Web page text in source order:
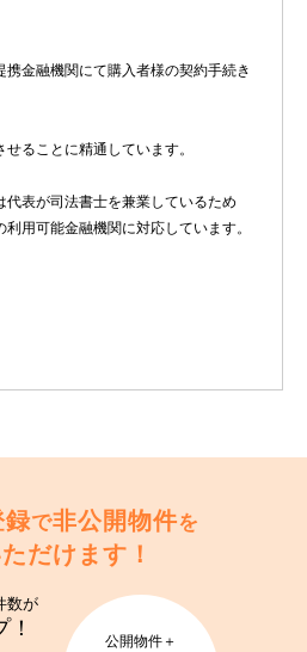
金融機関にて購入者様の契約手続き
ることに精通しています。
表が司法書士を兼業しているため
用可能金融機関に対応しています。
録で非公開物件を
だけます！
数が
公開物件＋